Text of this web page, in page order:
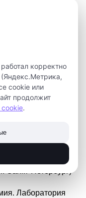
СОШ №2
г.
г.
г.
Санкт-Петербург)
Лаборатория
корректно
cookie или
продолжит
cookie.